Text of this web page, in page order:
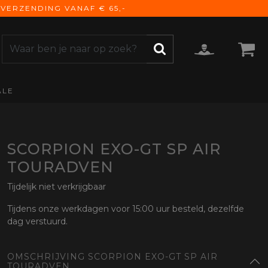
VANAF € 65,-
SCORPION EXO-GT SP AIR
TOURADVEN
Tijdelijk niet verkrijgbaar
Tijdens onze werkdagen voor 15:00 uur besteld, dezelfde
dag verstuurd.
OMSCHRIJVING SCORPION EXO-GT SP AIR